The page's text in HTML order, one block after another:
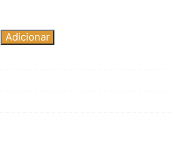
Adicionar